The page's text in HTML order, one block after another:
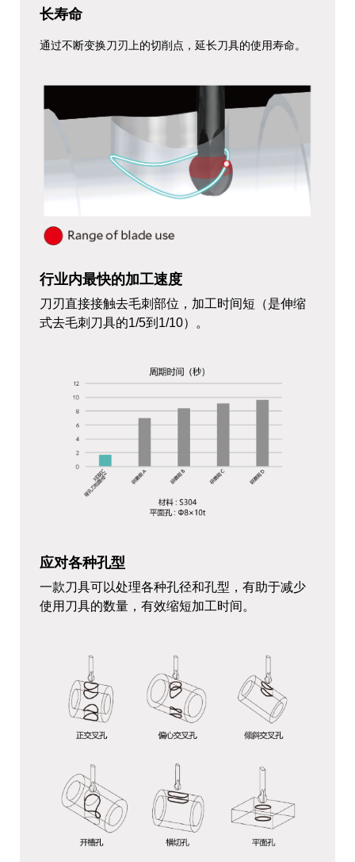
长寿命
通过不断变换刀刃上的切削点，延长刀具的使用寿命。
行业内最快的加工速度
刀刃直接接触去毛刺部位，加工时间短（是伸缩
式去毛刺刀具的1/5到1/10）。
应对各种孔型
一款刀具可以处理各种孔径和孔型，有助于减少
使用刀具的数量，有效缩短加工时间。